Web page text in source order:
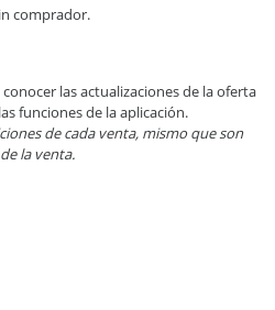
comprador.
las actualizaciones de la oferta
funciones de la aplicación.
de cada venta, mismo que son
la venta.